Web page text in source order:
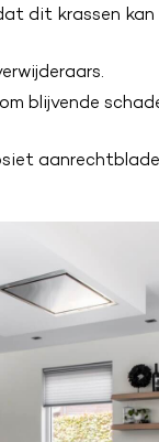
dit krassen kan
blijvende